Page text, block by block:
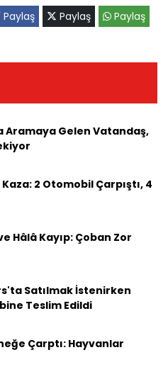
Paylaş Paylaş Paylaş
Aramaya Gelen Vatandaş,
2 Otomobil Çarpıştı, 4
Hâlâ Kayıp: Çoban Zor
Satılmak İstenirken
Teslim Edildi
Çarptı: Hayvanlar